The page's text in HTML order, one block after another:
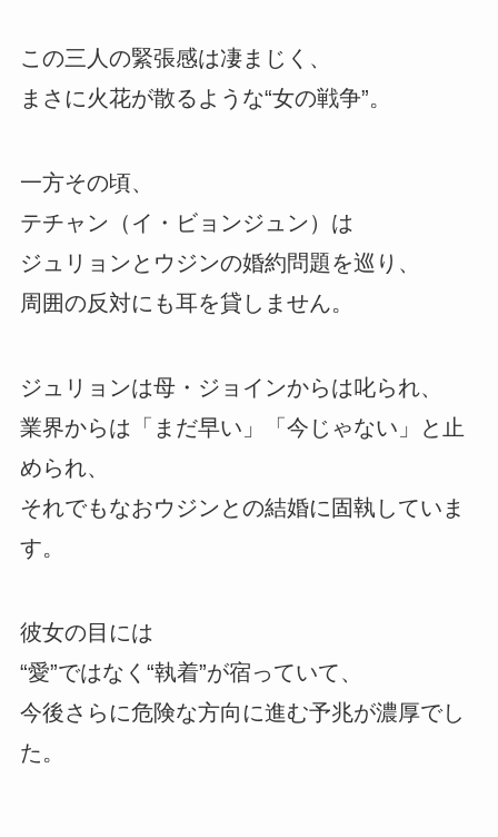
この三人の緊張感は凄まじく、
まさに火花が散るような“女の戦争”。
一方その頃、
テチャン（イ・ビョンジュン）は
ジュリョンとウジンの婚約問題を巡り、
周囲の反対にも耳を貸しません。
ジュリョンは母・ジョインからは叱られ、
業界からは「まだ早い」「今じゃない」と止
められ、
それでもなおウジンとの結婚に固執していま
す。
彼女の目には
“愛”ではなく“執着”が宿っていて、
今後さらに危険な方向に進む予兆が濃厚でし
た。